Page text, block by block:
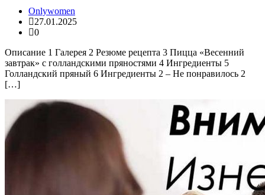
Onlywomen
27.01.2025
0
Описание 1 Галерея 2 Резюме рецепта 3 Пицца «Весенний
завтрак» с голландскими пряностями 4 Ингредиенты 5
Голландский пряный 6 Ингредиенты 2 – Не понравилось 2
[…]